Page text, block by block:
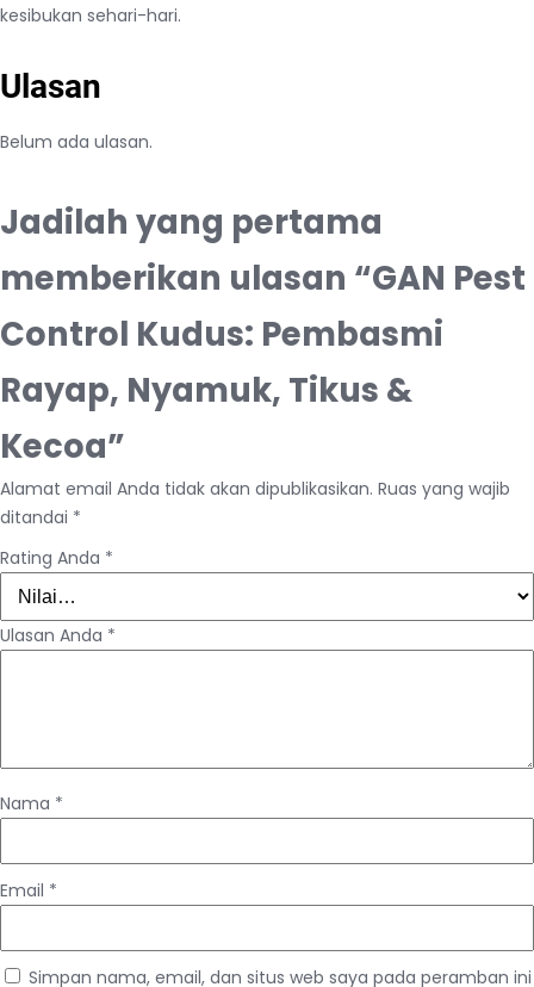
kesibukan sehari-hari.
Ulasan
Belum ada ulasan.
Jadilah yang pertama
memberikan ulasan “GAN Pest
Control Kudus: Pembasmi
Rayap, Nyamuk, Tikus &
Kecoa”
Alamat email Anda tidak akan dipublikasikan. Ruas yang wajib
ditandai *
Rating Anda *
Ulasan Anda *
Nama *
Email *
Simpan nama, email, dan situs web saya pada peramban ini